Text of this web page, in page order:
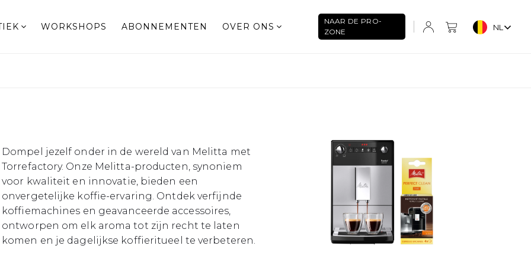
WORKSHOPS ABONNEMENTEN OVER ONS
NAAR DE PRO-
ZONE
NL
Dompel jezelf onder in de wereld van Melitta met
Torrefactory. Onze Melitta-producten, synoniem
voor kwaliteit en innovatie, bieden een
onvergetelijke koffie-ervaring. Ontdek verfijnde
koffiemachines en geavanceerde accessoires,
ontworpen om elk aroma tot zijn recht te laten
komen en je dagelijkse koffieritueel te verbeteren.